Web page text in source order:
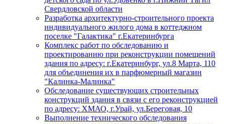
Свердловской области
Разработка архитектурно-строительного проекта
индивидуального жилого дома в коттеджном
поселке "Галактика" г.Екатеринбурга
Комплекс работ по обследованию и
проектированию при реконструкции помещений
здания по адресу: г.Екатеринбург, ул.8 Марта, 110
для объединения их в парфюмерный магазин
"Калинка-Малинка"
Обследование существующих строительных
конструкций здания в связи с его реконструкцией
по адресу: ХМАО, г.Урай, ул.Береговая, 10
Выполнение технического обследования